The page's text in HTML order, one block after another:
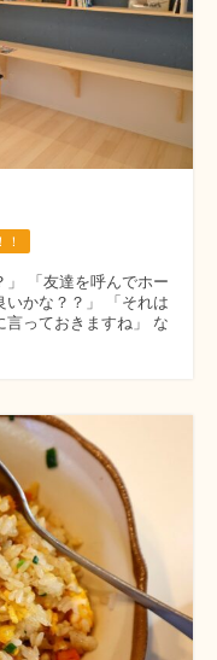
」 「友達を呼んでホー
かな？？」 「それは
言っておきますね」 な